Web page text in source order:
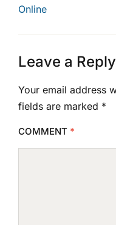
Online
Leave a Reply
Your email address
fields are marked *
COMMENT *